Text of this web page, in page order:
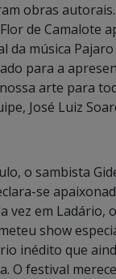
obras
de Camalote
da música Pajaro
para a
arte para
José Luiz
o sambista
se
vez em Ladário,
show
inédito que
O festival